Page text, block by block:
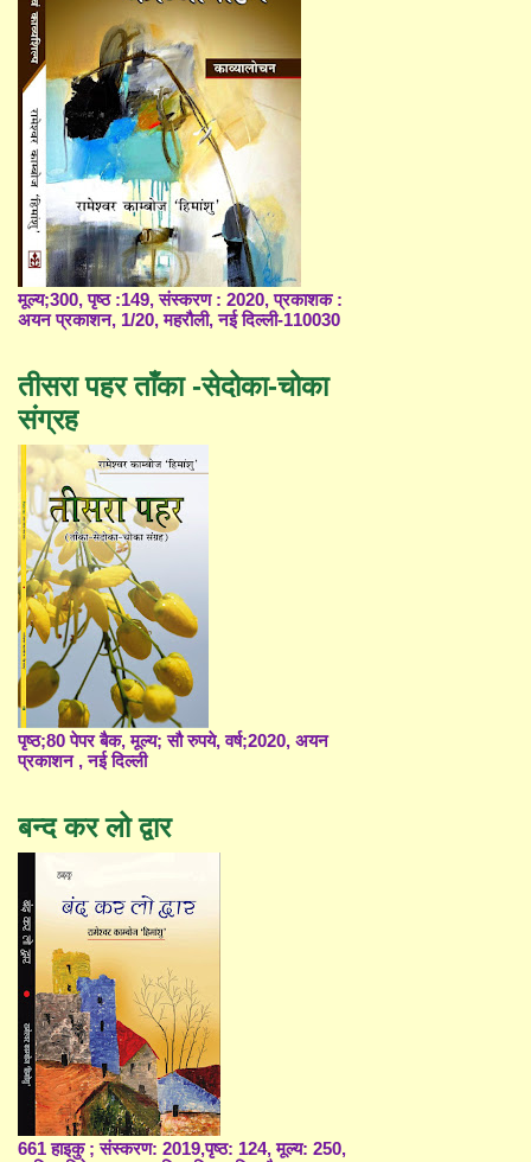
मूल्य;300, पृष्ठ :149, संस्करण : 2020, प्रकाशक :
अयन प्रकाशन, 1/20, महरौली, नई दिल्ली-110030
तीसरा पहर ताँका -सेदोका-चोका
संग्रह
पृष्ठ;80 पेपर बैक, मूल्य; सौ रुपये, वर्ष;2020, अयन
प्रकाशन , नई दिल्ली
बन्द कर लो द्वार
661 हाइकु ; संस्करण: 2019,पृष्ठ: 124, मूल्य: 250,